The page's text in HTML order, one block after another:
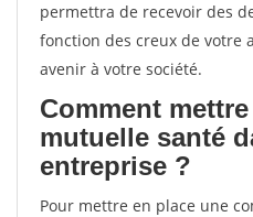
permettra de recevoir des
fonction des creux de votre
avenir à votre société.
Comment
mutuelle santé
entreprise ?
Pour mettre en place une